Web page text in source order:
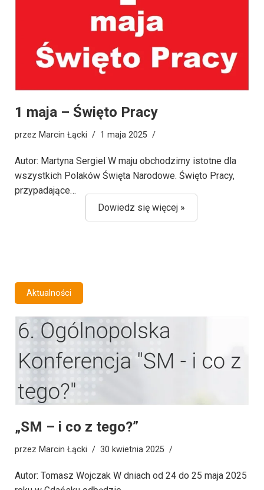
1 maja – Święto Pracy
przez Marcin Łącki 1 maja 2025
Autor: Martyna Sergiel W maju obchodzimy istotne dla
wszystkich Polaków Święta Narodowe. Święto Pracy,
przypadające…
Dowiedz się więcej »
„SM – i co z tego?”
przez Marcin Łącki 30 kwietnia 2025
Aktualności
Autor: Tomasz Wojczak W dniach od 24 do 25 maja 2025